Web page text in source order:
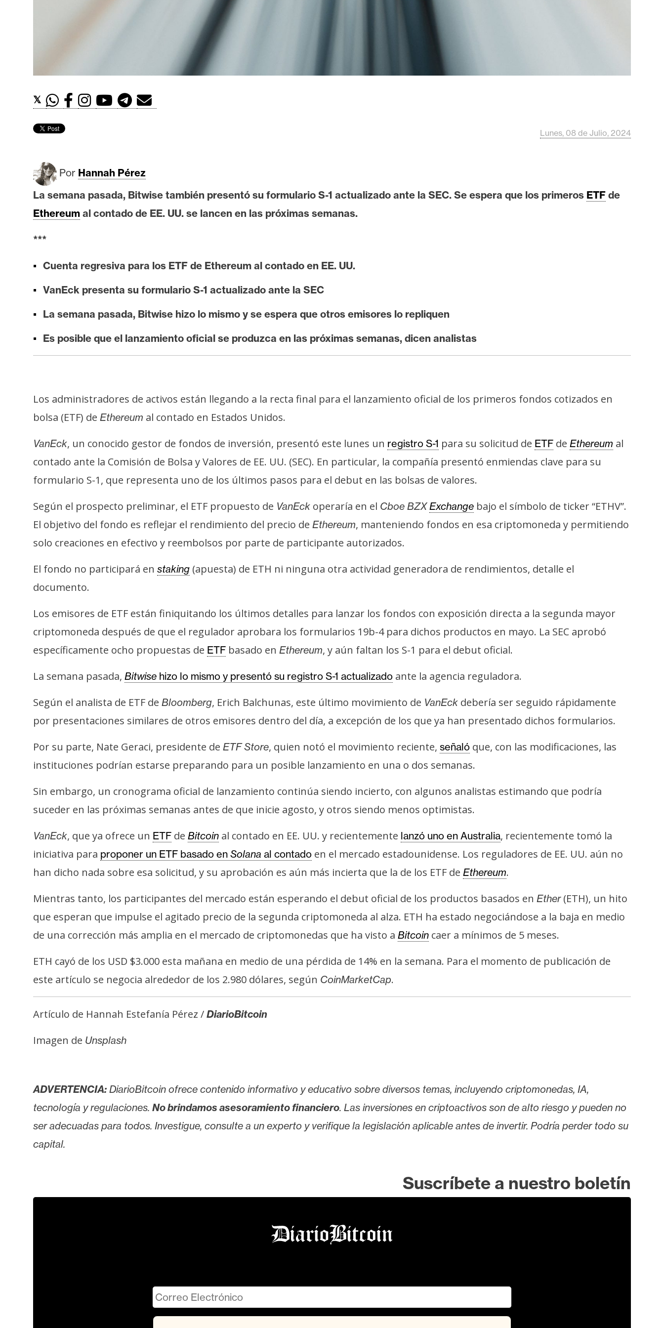
u
I
A
n
á
l
s
s
o
a
s
P
e
s
a
e
m
a
R
c
u
s
s
n
a
t
o
P
l
c
i
d
a
d
𝕏
Lunes, 08 de Julio, 2024
Por Hannah Pérez
La semana pasada, Bitwise también presentó su formulario S-1 actualizado ante la SEC. Se espera que los primeros ETF de
Ethereum al contado de EE. UU. se lancen en las próximas semanas.
***
Cuenta regresiva para los ETF de Ethereum al contado en EE. UU.
VanEck presenta su formulario S-1 actualizado ante la SEC
La semana pasada, Bitwise hizo lo mismo y se espera que otros emisores lo repliquen
Es posible que el lanzamiento oficial se produzca en las próximas semanas, dicen analistas
Los administradores de activos están llegando a la recta final para el lanzamiento oficial de los primeros fondos cotizados en
bolsa (ETF) de Ethereum al contado en Estados Unidos.
VanEck, un conocido gestor de fondos de inversión, presentó este lunes un registro S-1 para su solicitud de ETF de Ethereum al
contado ante la Comisión de Bolsa y Valores de EE. UU. (SEC). En particular, la compañía presentó enmiendas clave para su
formulario S-1, que representa uno de los últimos pasos para el debut en las bolsas de valores.
Según el prospecto preliminar, el ETF propuesto de VanEck operaría en el Cboe BZXExchange bajo el símbolo de ticker “ETHV”.
El objetivo del fondo es reflejar el rendimiento del precio de Ethereum, manteniendo fondos en esa criptomoneda y permitiendo
solo creaciones en efectivo y reembolsos por parte de participante autorizados.
El fondo no participará en staking (apuesta) de ETH ni ninguna otra actividad generadora de rendimientos, detalle el
documento.
Los emisores de ETF están finiquitando los últimos detalles para lanzar los fondos con exposición directa a la segunda mayor
criptomoneda después de que el regulador aprobara los formularios 19b-4 para dichos productos en mayo. La SEC aprobó
específicamente ocho propuestas de ETF basado en Ethereum, y aún faltan los S-1 para el debut oficial.
La semana pasada, Bitwise hizo lo mismo y presentó su registro S-1 actualizado ante la agencia reguladora.
Según el analista de ETF de Bloomberg, Erich Balchunas, este último movimiento de VanEck debería ser seguido rápidamente
por presentaciones similares de otros emisores dentro del día, a excepción de los que ya han presentado dichos formularios.
Por su parte, Nate Geraci, presidente de ETF Store, quien notó el movimiento reciente, señaló que, con las modificaciones, las
instituciones podrían estarse preparando para un posible lanzamiento en una o dos semanas.
Sin embargo, un cronograma oficial de lanzamiento continúa siendo incierto, con algunos analistas estimando que podría
suceder en las próximas semanas antes de que inicie agosto, y otros siendo menos optimistas.
VanEck, que ya ofrece un ETF de Bitcoin al contado en EE. UU. y recientemente lanzó uno en Australia, recientemente tomó la
iniciativa para proponer un ETF basado en Solana al contado en el mercado estadounidense. Los reguladores de EE. UU. aún no
han dicho nada sobre esa solicitud, y su aprobación es aún más incierta que la de los ETF de Ethereum.
Mientras tanto, los participantes del mercado están esperando el debut oficial de los productos basados en Ether(ETH), un hito
que esperan que impulse el agitado precio de la segunda criptomoneda al alza. ETH ha estado negociándose a la baja en medio
de una corrección más amplia en el mercado de criptomonedas que ha visto a Bitcoin caer a mínimos de 5 meses.
ETH cayó de los USD $3.000 esta mañana en medio de una pérdida de 14% en la semana. Para el momento de publicación de
este artículo se negocia alrededor de los 2.980 dólares, según CoinMarketCap.
Artículo de Hannah Estefanía Pérez / DiarioBitcoin
Imagen de Unsplash
ADVERTENCIA: DiarioBitcoin ofrece contenido informativo y educativo sobre diversos temas, incluyendo criptomonedas, IA,
tecnología y regulaciones. No brindamos asesoramiento financiero. Las inversiones en criptoactivos son de alto riesgo y pueden no
ser adecuadas para todos. Investigue, consulte a un experto y verifique la legislación aplicable antes de invertir. Podría perder todo su
capital.
Suscríbete a nuestro boletín